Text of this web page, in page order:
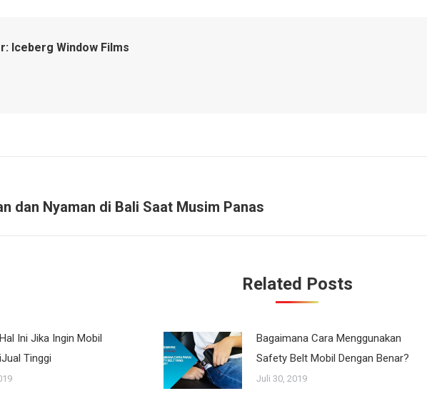
Iceberg Window Films
dan Nyaman di Bali Saat Musim Panas
Related Posts
Ini Jika Ingin Mobil
Tinggi
Bagaimana Cara Menggunakan
Safety Belt Mobil Dengan Benar?
Juli 30, 2019